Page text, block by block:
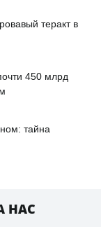
теракт в
450 млрд
тайна
НАС